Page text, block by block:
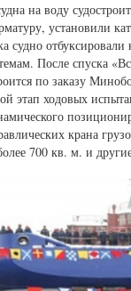
на воду
установили
судно
После спуска
по заказу
этап ходовых
крана
700 кв. м. и